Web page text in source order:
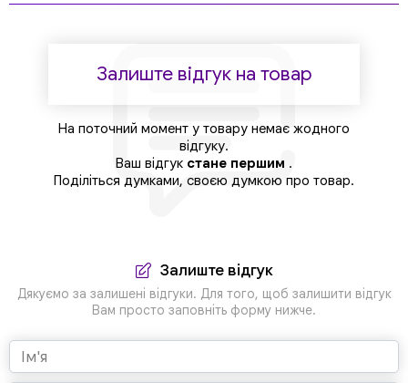
Залиште відгук на товар
На поточний момент у товару немає жодного
відгуку.
Ваш відгук стане першим .
Поділіться думками, своєю думкою про товар.
Залиште відгук
Дякуємо за залишені відгуки. Для того, щоб залишити відгук
Вам просто заповніть форму нижче.